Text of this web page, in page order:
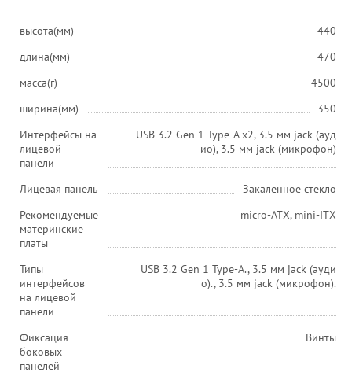
высота(мм)
440
длина(мм)
470
масса(г)
4500
ширина(мм)
350
Интерфейсы на
лицевой
панели
USB 3.2 Gen 1 Type-A x2, 3.5 мм jack (ауд
ио), 3.5 мм jack (микрофон)
Лицевая панель
Закаленное стекло
Рекомендуемые
материнские
платы
micro-ATX, mini-ITX
Типы
интерфейсов
на лицевой
панели
USB 3.2 Gen 1 Type-A., 3.5 мм jack (ауди
о)., 3.5 мм jack (микрофон).
Фиксация
боковых
панелей
Винты